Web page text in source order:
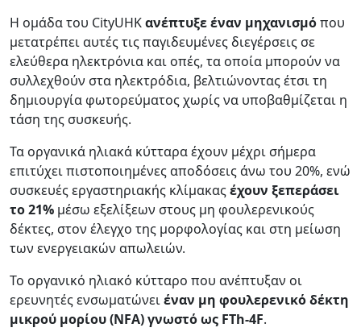
Η ομάδα του CityUHKανέπτυξε έναν μηχανισμόπου
μετατρέπει αυτές τις παγιδευμένες διεγέρσεις σε
ελεύθερα ηλεκτρόνια και οπές, τα οποία μπορούν να
συλλεχθούν στα ηλεκτρόδια, βελτιώνοντας έτσι τη
δημιουργία φωτορεύματος χωρίς να υποβαθμίζεται η
τάση της συσκευής.
Τα οργανικά ηλιακά κύτταρα έχουν μέχρι σήμερα
επιτύχει πιστοποιημένες αποδόσεις άνω του 20%, ενώ
συσκευές εργαστηριακής κλίμακαςέχουν ξεπεράσει
το 21% μέσω εξελίξεων στους μη φουλερενικούς
δέκτες, στον έλεγχο της μορφολογίας και στη μείωση
των ενεργειακών απωλειών.
Το οργανικό ηλιακό κύτταρο που ανέπτυξαν οι
ερευνητές ενσωματώνειέναν μη φουλερενικό δέκτη
μικρού μορίου (NFA) γνωστό ως FTh-4F.